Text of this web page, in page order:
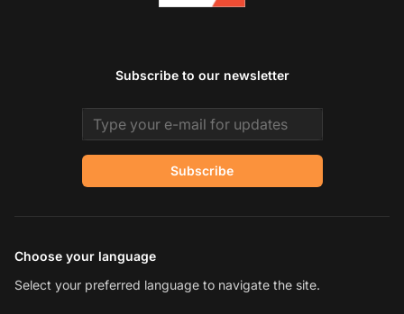
Subscribe to our newsletter
Email address
Subscribe
Choose your language
Select your preferred language to navigate the site.